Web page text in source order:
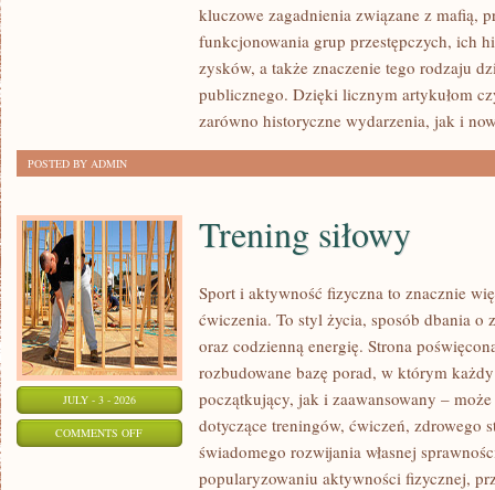
NIEWYJAŚNIONEkluczowe zagadnienia związane z mafią,
funkcjonowania grup przestępczych, ich
zysków, a także znaczenie tego rodzaju
publicznego. Dzięki licznym artykułom
zarówno historyczne wydarzenia, jak i
POSTED BY ADMIN
JULY - 3 - 2026
COMMENTS OFFON
Trening siłowy
Sport i aktywność fizyczna to znacznie
ćwiczenia. To styl życia, sposób dbania o
oraz codzienną energię. Strona
rozbudowane bazę porad, w którym
początkujący, jak i zaawansowany –
dotyczące treningów, ćwiczeń, zdrowego
świadomego rozwijania własnej
popularyzowaniu aktywności fizycznej,